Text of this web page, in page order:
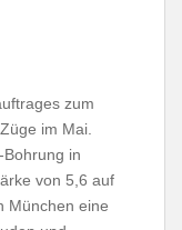
zum
im Mai.
in
von 5,6 auf
München eine